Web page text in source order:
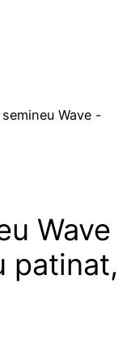
Wave -
Wave
patinat,